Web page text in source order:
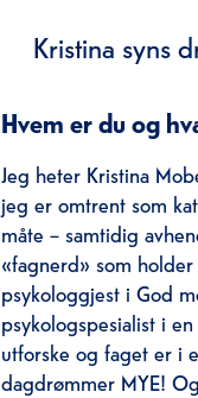
Kristina syns
Hvem er du og
Jeg heter Kristina
jeg er omtrent som
måte – samtidig
«fagnerd» som
psykologgjest i God
psykologspesialist i
utforske og faget er i
dagdrømmer MYE!